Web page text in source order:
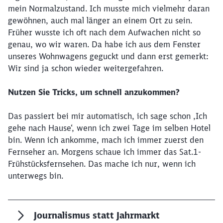
mein Normalzustand. Ich musste mich vielmehr daran
gewöhnen, auch mal länger an einem Ort zu sein.
Früher wusste ich oft nach dem Aufwachen nicht so
genau, wo wir waren. Da habe ich aus dem Fenster
unseres Wohnwagens geguckt und dann erst gemerkt:
Wir sind ja schon wieder weitergefahren.
Nutzen Sie Tricks, um schnell anzukommen?
Das passiert bei mir automatisch, ich sage schon ,Ich
gehe nach Hause‘, wenn ich zwei Tage im selben Hotel
bin. Wenn ich ankomme, mach ich immer zuerst den
Fernseher an. Morgens schaue ich immer das Sat.1-
Frühstücksfernsehen. Das mache ich nur, wenn ich
unterwegs bin.
Journalismus statt Jahrmarkt